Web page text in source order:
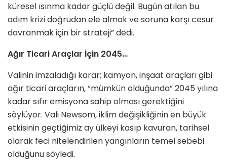
küresel ısınma kadar güçlü değil. Bugün atılan bu
adım krizi doğrudan ele almak ve soruna karşı cesur
davranmak için bir strateji” dedi.
Ağır Ticari Araçlar İçin 2045…
Valinin imzaladığı karar; kamyon, inşaat araçları gibi
ağır ticari araçların, “mümkün olduğunda” 2045 yılına
kadar sıfır emisyona sahip olması gerektiğini
söylüyor. Vali Newsom, iklim değişikliğinin en büyük
etkisinin geçtiğimiz ay ülkeyi kasıp kavuran, tarihsel
olarak feci nitelendirilen yangınların temel sebebi
olduğunu söyledi.